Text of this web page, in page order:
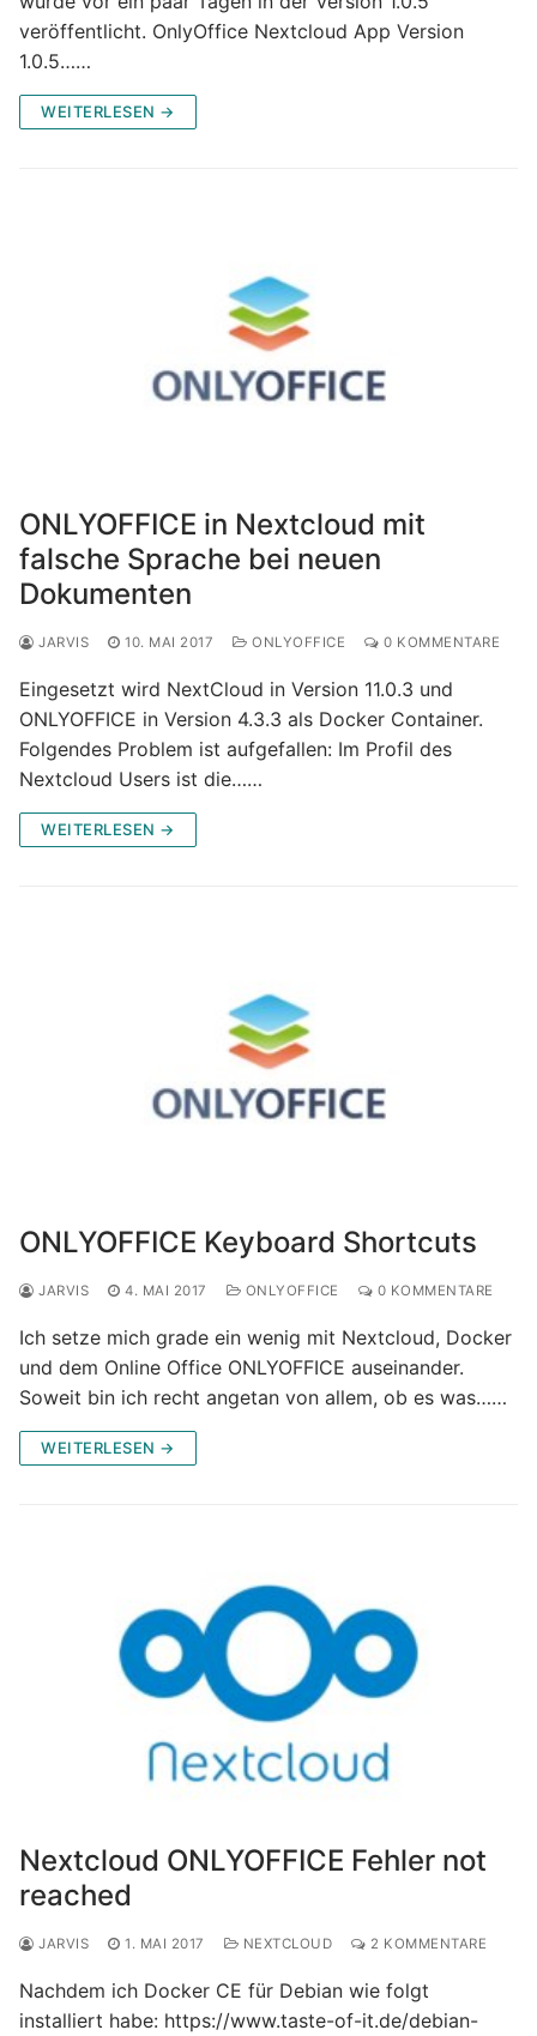
veröffentlicht. OnlyOffice Nextcloud App Version
1.0.5……
WEITERLESEN →
ONLYOFFICE in Nextcloud mit
falsche Sprache bei neuen
Dokumenten
JARVIS 10. MAI 2017 ONLYOFFICE 0 KOMMENTARE
Eingesetzt wird NextCloud in Version 11.0.3 und
ONLYOFFICE in Version 4.3.3 als Docker Container.
Folgendes Problem ist aufgefallen: Im Profil des
Nextcloud Users ist die……
WEITERLESEN →
ONLYOFFICE Keyboard Shortcuts
JARVIS 4. MAI 2017 ONLYOFFICE 0 KOMMENTARE
Ich setze mich grade ein wenig mit Nextcloud, Docker
und dem Online Office ONLYOFFICE auseinander.
Soweit bin ich recht angetan von allem, ob es was……
WEITERLESEN →
Nextcloud ONLYOFFICE Fehler not
reached
JARVIS 1. MAI 2017 NEXTCLOUD 2 KOMMENTARE
Nachdem ich Docker CE für Debian wie folgt
installiert habe: https://www.taste-of-it.de/debian-